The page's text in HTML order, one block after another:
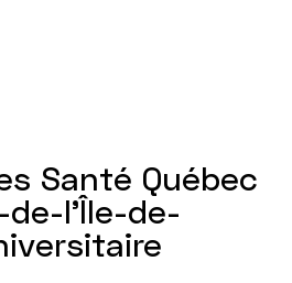
Santé Québec
l’Île-de-